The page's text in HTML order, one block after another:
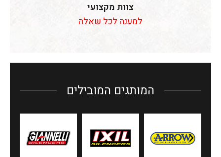
צוות מקצועי
למענה לכל שאלה
המותגים המובילים